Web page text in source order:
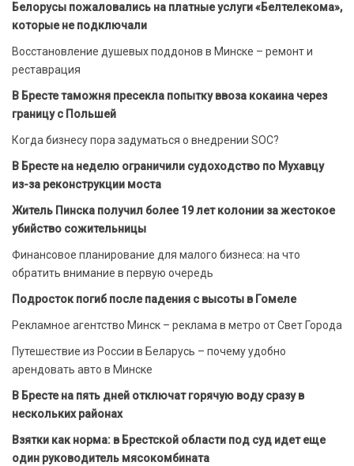
Белорусы пожаловались на платные услуги «Белтелекома»,
которые не подключали
Восстановление душевых поддонов в Минске – ремонт и
реставрация
В Бресте таможня пресекла попытку ввоза кокаина через
границу с Польшей
Когда бизнесу пора задуматься о внедрении SOC?
В Бресте на неделю ограничили судоходство по Мухавцу
из-за реконструкции моста
Житель Пинска получил более 19 лет колонии за жестокое
убийство сожительницы
Финансовое планирование для малого бизнеса: на что
обратить внимание в первую очередь
Подросток погиб после падения с высоты в Гомеле
Рекламное агентство Минск – реклама в метро от Свет Города
Путешествие из России в Беларусь – почему удобно
арендовать авто в Минске
В Бресте на пять дней отключат горячую воду сразу в
нескольких районах
Взятки как норма: в Брестской области под суд идет еще
один руководитель мясокомбината